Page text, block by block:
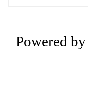
Powered by